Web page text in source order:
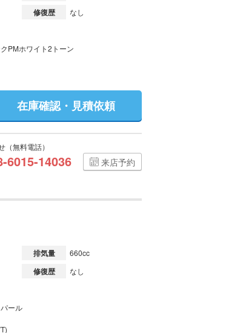
修復歴 なし
PMホワイト2トーン
在庫確認・見積依頼
（無料電話）
6015-14036 来店予約
排気量 660cc
修復歴 なし
ール